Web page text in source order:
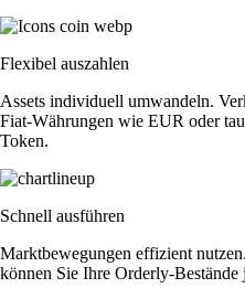
Flexibel auszahlen
Assets individuell umwandeln.
Fiat-Währungen wie EUR oder
Token.
Schnell ausführen
Marktbewegungen effizient
können Sie Ihre Orderly-